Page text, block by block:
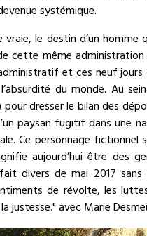
systémique.
le destin d’un
cette même
et ces neuf jours
du monde. Au
dresser le bilan des
paysan fugitif dans une
Ce personnage
aujourd’hui être des
divers de mai 2017 sans
de révolte, les
justesse." avec Marie